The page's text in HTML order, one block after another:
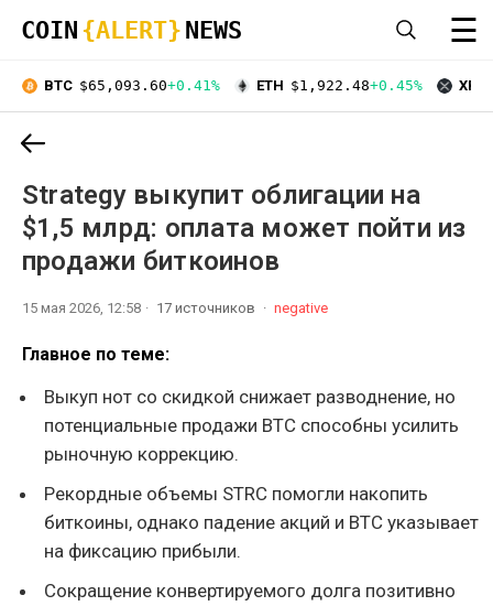
COIN {ALERT} NEWS ☰
BTC $65,093.60+0.41% ETH $1,922.48+0.45% XRP
Strategy выкупит облигации на
$1,5 млрд: оплата может пойти из
продажи биткоинов
15 мая 2026, 12:58 17 источников negative
Главное по теме:
Выкуп нот со скидкой снижает разводнение, но
потенциальные продажи BTC способны усилить
рыночную коррекцию.
Рекордные объемы STRC помогли накопить
биткоины, однако падение акций и BTC указывает
на фиксацию прибыли.
Сокращение конвертируемого долга позитивно